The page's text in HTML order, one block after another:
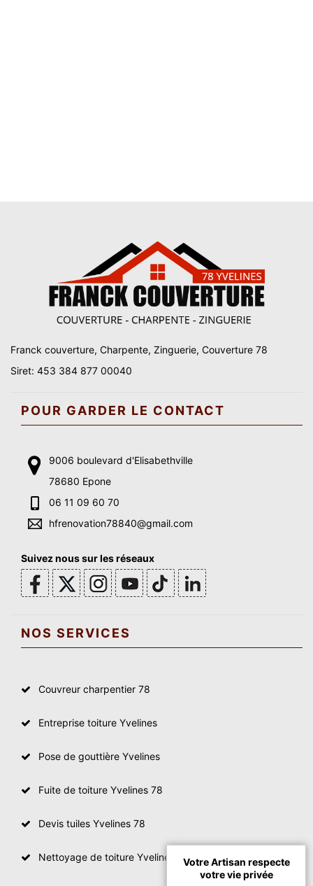
Franck couverture, Charpente, Zinguerie, Couverture 78
Siret: 453 384 877 00040
POUR GARDER LE CONTACT
9006 boulevard d'Elisabethville
78680 Epone
06 11 09 60 70
hfrenovation78840@gmail.com
Suivez nous sur les réseaux
NOS SERVICES
Couvreur charpentier 78
Entreprise toiture Yvelines
Pose de gouttière Yvelines
Fuite de toiture Yvelines 78
Devis tuiles Yvelines 78
Nettoyage de toiture Yvelines
Votre Artisan respecte
votre vie privée